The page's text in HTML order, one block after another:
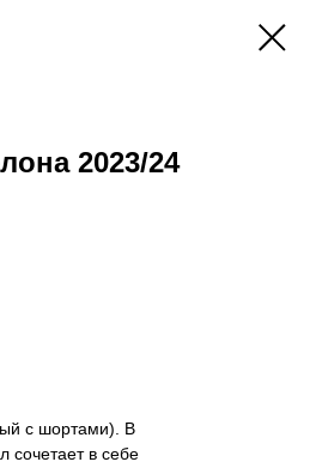
2023/24
с шортами). В
сочетает в себе